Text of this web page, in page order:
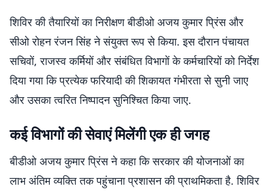
शिविर की तैयारियों का निरीक्षण बीडीओ अजय कुमार प्रिंस और
सीओ रोहन रंजन सिंह ने संयुक्त रूप से किया. इस दौरान पंचायत
सचिवों, राजस्व कर्मियों और संबंधित विभागों के कर्मचारियों को निर्देश
दिया गया कि प्रत्येक फरियादी की शिकायत गंभीरता से सुनी जाए
और उसका त्वरित निष्पादन सुनिश्चित किया जाए.
कई विभागों की सेवाएं मिलेंगी एक ही जगह
बीडीओ अजय कुमार प्रिंस ने कहा कि सरकार की योजनाओं का
लाभ अंतिम व्यक्ति तक पहुंचाना प्रशासन की प्राथमिकता है. शिविर